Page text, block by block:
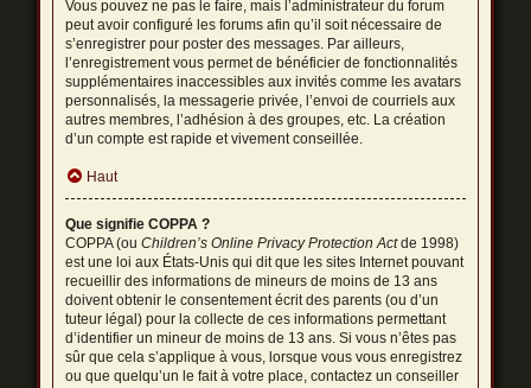
Vous pouvez ne pas le faire, mais l’administrateur du forum
peut avoir configuré les forums afin qu’il soit nécessaire de
s’enregistrer pour poster des messages. Par ailleurs,
l’enregistrement vous permet de bénéficier de fonctionnalités
supplémentaires inaccessibles aux invités comme les avatars
personnalisés, la messagerie privée, l’envoi de courriels aux
autres membres, l’adhésion à des groupes, etc. La création
d’un compte est rapide et vivement conseillée.
Haut
Que signifie COPPA ?
COPPA (ouChildren’s Online Privacy Protection Actde 1998)
est une loi aux États-Unis qui dit que les sites Internet pouvant
recueillir des informations de mineurs de moins de 13 ans
doivent obtenir le consentement écrit des parents (ou d’un
tuteur légal) pour la collecte de ces informations permettant
d’identifier un mineur de moins de 13 ans. Si vous n’êtes pas
sûr que cela s’applique à vous, lorsque vous vous enregistrez
ou que quelqu’un le fait à votre place, contactez un conseiller